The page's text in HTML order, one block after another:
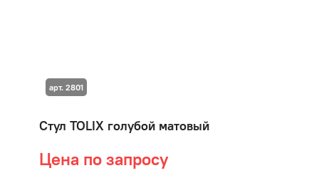
Стул TOLIX голубой матовый
Цена по запросу
арт. 2801